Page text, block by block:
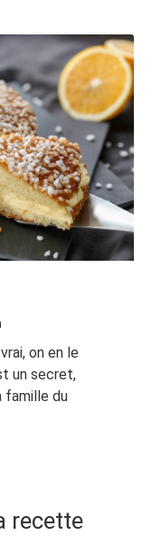
on en le
un secret,
famille du
recette